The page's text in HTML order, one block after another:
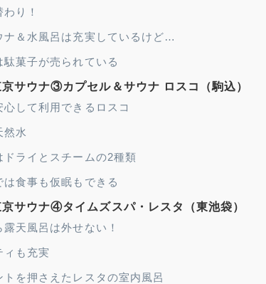
り！
ナ＆水風呂は充実しているけど…
菓子が売られている
サウナ③カプセル＆サウナ ロスコ（駒込）
して利用できるロスコ
然水
ドライとスチームの2種類
は食事も仮眠もできる
サウナ④タイムズスパ・レスタ（東池袋）
天風呂は外せない！
ィも充実
を押さえたレスタの室内風呂